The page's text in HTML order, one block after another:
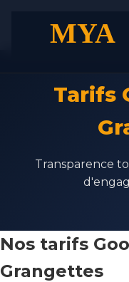
Tarifs
Transparence
Nos tarifs
Grangettes